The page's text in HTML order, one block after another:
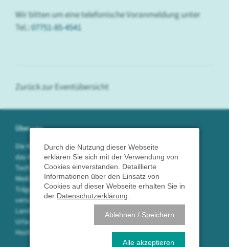
Wir bitten um eine telefonische Voranmeldung unter
Tel.:07751-85-4541
Zurück zur Eventübersicht
Über uns
Die Klinikum Hochrhein GmbH betreibt
das Krankenhaus in Waldshut sowie die
Tochtergesellschaften SpitalServe und
Medizin am Hochrhein in öffentlicher
Trägerschaft. Mit 750 Mitarbeitern
versorgen wir die Bevölkerung des
Landkreises Waldshut in der
Urlaubsregion
Hochrhein/Südschwarzwald.
Durch die Nutzung dieser Webseite
erklären Sie sich mit der Verwendung von
Cookies einverstanden. Detaillierte
Informationen über den Einsatz von
Cookies auf dieser Webseite erhalten Sie in
der Datenschutzerklärung
Ablehnen / Speichern
Alle akzeptieren